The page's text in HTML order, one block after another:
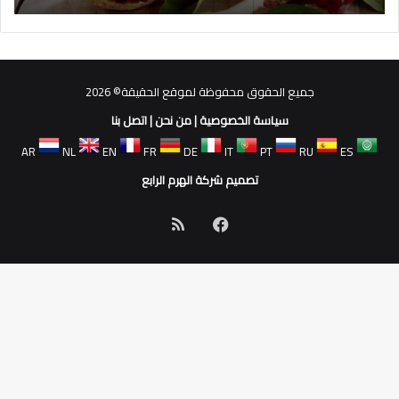
جميع الحقوق محفوظة لموقع الحقيقة© 2026
سياسة الخصوصية|من نحن|اتصل بنا
AR
NL EN FR DE IT PT RU
ES
تصميم شركة الهرم الرابع
فيسبوك
الموقع